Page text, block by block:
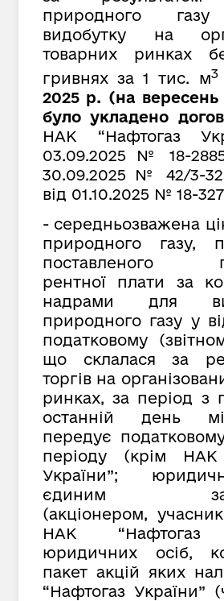
природного газу
видобутку на
товарних ринках
гривнях за 1 тис. м3
2025 р. (на
було укладено
НАК “Нафтогаз
03.09.2025 № 18-2885/
30.09.2025 № 42/3-
від 01.10.2025 № 18-
- середньозважена
природного газу,
поставленого
рентної плати за
надрами для
природного газу у
податковому
що склалася за
торгів на
ринках, за період з
останній день
передує
періоду (крім НАК
України”;
єдиним
(акціонером,
НАК “Нафтогаз
юридичних осіб,
пакет акцій яких
“Нафтогаз України”